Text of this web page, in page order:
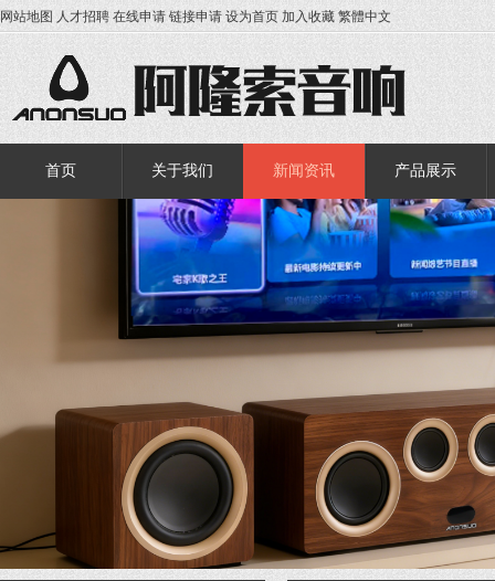
网站地图 人才招聘 在线申请 链接申请 设为首页 加入收藏 繁體中文
首页 关于我们 新闻资讯 产品展示